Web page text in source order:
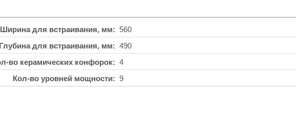
Ширина для встраивания, мм
560
Глубина для встраивания, мм
490
во керамических конфорок
4
Кол-во уровней мощности
9